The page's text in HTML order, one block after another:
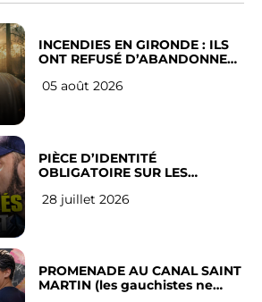
INCENDIES EN GIRONDE : ILS
ONT REFUSÉ D’ABANDONNER
05 août 2026
PIÈCE D’IDENTITÉ
OBLIGATOIRE SUR LES
Français
28 juillet 2026
PROMENADE AU CANAL SAINT
MARTIN (les gauchistes ne